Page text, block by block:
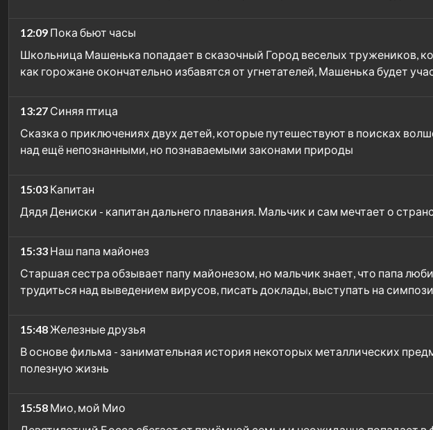
12:09 Пока бьют часы
Школьница Машенька попадает в сказочный Город веселых тружеников,
как горожане окончательно избавятся от угнетателей, Машенька будет
13:27 Синяя птица
Сказка о приключениях двух детей, которые путешествуют в поисках
над ещё непознанными, но познаваемыми законами природы
15:03 Капитан
Дядя Дениски - капитан дальнего плавания. Мальчик и сам мечтает о
15:33 Наш папа майонез
Старшая сестра обзывает папу майонезом, но мальчик знает, что папа
трудиться над выведением вирусов, писать доклады, выступать на
15:48 Железные друзья
В основе фильма - занимательная история некоторых металлических
полезную жизнь
15:58 Мио, мой Мио